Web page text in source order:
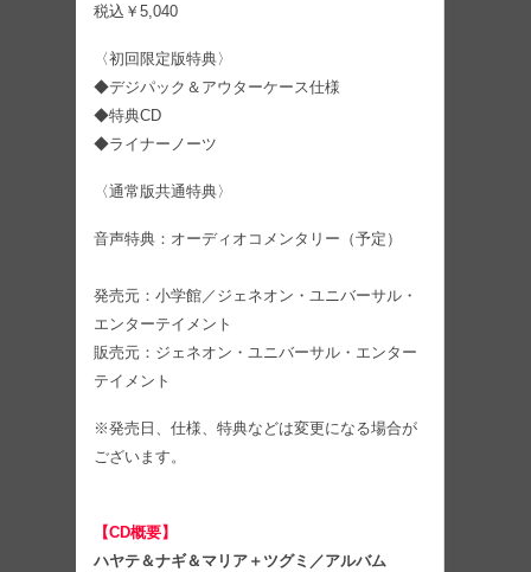
税込￥5,040
〈初回限定版特典〉
◆デジパック＆アウターケース仕様
◆特典CD
◆ライナーノーツ
〈通常版共通特典〉
音声特典：オーディオコメンタリー（予定）
発売元：小学館／ジェネオン・ユニバーサル・
エンターテイメント
販売元：ジェネオン・ユニバーサル・エンター
テイメント
※発売日、仕様、特典などは変更になる場合が
ございます。
【CD概要】
ハヤテ＆ナギ＆マリア＋ツグミ／アルバム